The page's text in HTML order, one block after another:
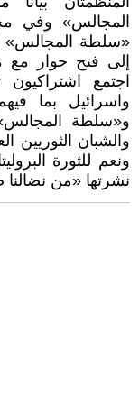
المجالس» وفي
«سلطة المجالس»
اجتمع
واسرائيل بما
و«سلطة
والشبان الثوريين
ونعم للثورة
نشرتها «من نضالنا